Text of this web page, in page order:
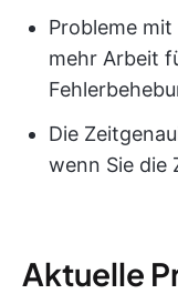
Probleme
mehr Arbeit
Die
wenn Sie die
Aktuelle